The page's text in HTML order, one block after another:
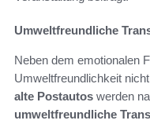
Umweltfreundliche
Neben dem emotionalen
Umweltfreundlichkeit
alte Postautos werden
umweltfreundliche